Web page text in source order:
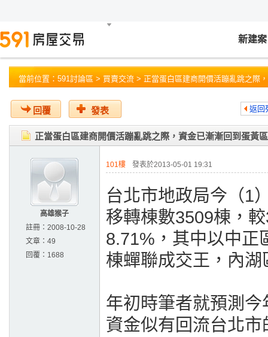
新建案
當前位置： 591討論區 > 買賣交流 > 正當蛋白區建商開價活蹦亂跳之際
回覆 發表 返回
正當蛋白區建商開價活蹦亂跳之際，資金已漸漸回到蛋黃區
高雄猴子
註冊： 2008-10-28
文章： 49
回覆： 1688
101樓 發表於2013-05-01 19:31
台北市地政局今（1
移轉棟數3509棟，
8.71%，其中以中正
棟蟬聯成交王，內
年初時筆者就預測
資金似有回流台北